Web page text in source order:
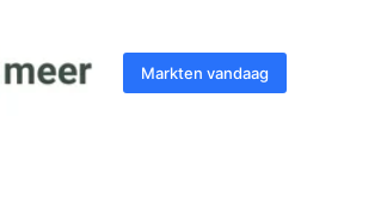
Markten vandaag